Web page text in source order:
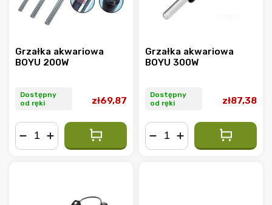
Grzałka akwariowa
BOYU 200W
Dostępny
od ręki
zł69,87
Grzałka akwariowa
BOYU 300W
Dostępny
od ręki
zł87,38